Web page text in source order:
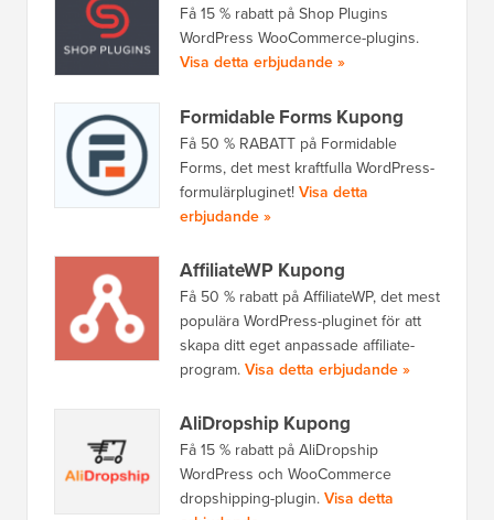
Få 15 % rabatt på Shop Plugins
WordPress WooCommerce-plugins.
Visa detta erbjudande »
Formidable Forms Kupong
Få 50 % RABATT på Formidable
Forms, det mest kraftfulla WordPress-
formulärpluginet!Visa detta
erbjudande »
AffiliateWP Kupong
Få 50 % rabatt på AffiliateWP, det mest
populära WordPress-pluginet för att
skapa ditt eget anpassade affiliate-
program.Visa detta erbjudande »
AliDropship Kupong
Få 15 % rabatt på AliDropship
WordPress och WooCommerce
dropshipping-plugin.Visa detta